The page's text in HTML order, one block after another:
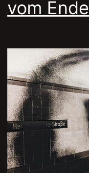
vom Ende